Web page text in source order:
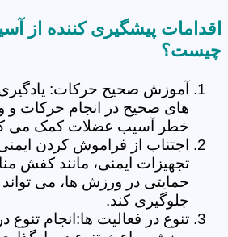
اقدامات پیشگیری کننده از
چیست؟
آموزش صحیح حرکات: یادگیری
های صحیح در انجام حرکات
خطر آسیب عضلات کمک می
اجتناب از فراموش کردن
تجهیزات ایمنی، مانند کفش
حمایتی در ورزش ها، می
جلوگیری کند.
تنوع در فعالیت ها:انجام تنوع